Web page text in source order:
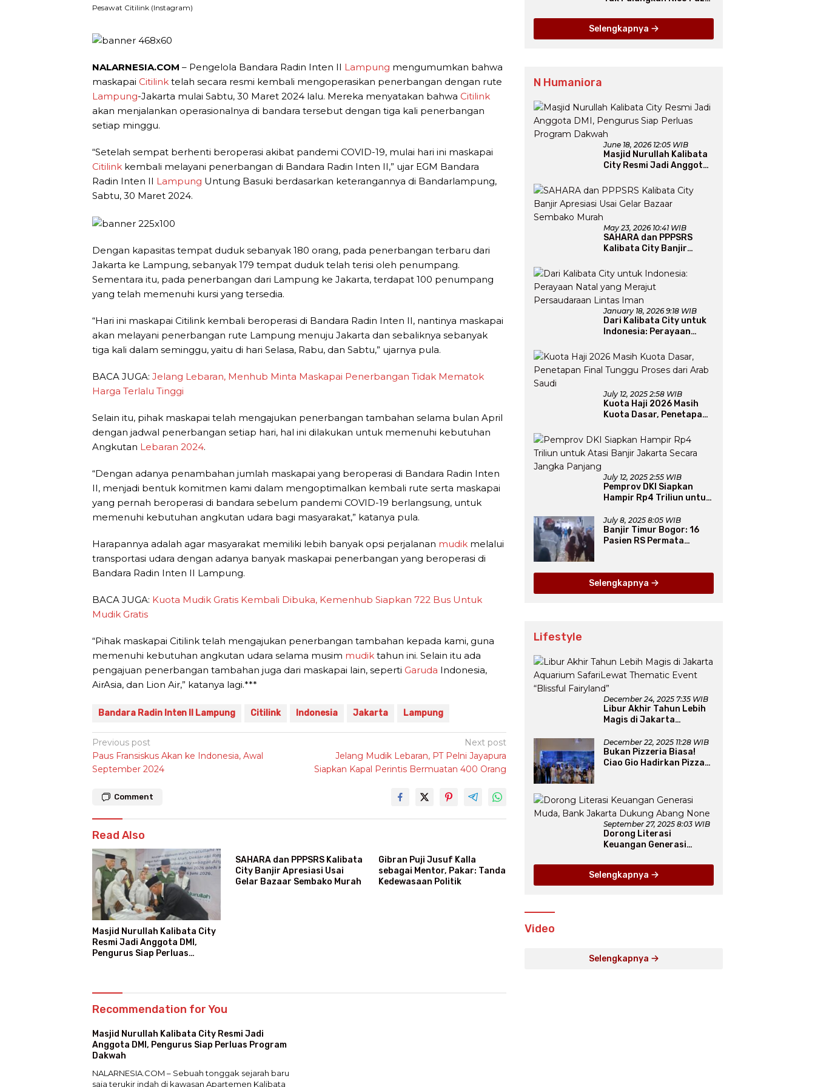
Pesawat Citilink (Instagram)
NALARNESIA.COM – Pengelola Bandara Radin Inten II Lampung mengumumkan bahwa
maskapai Citilink telah secara resmi kembali mengoperasikan penerbangan dengan rute
Lampung-Jakarta mulai Sabtu, 30 Maret 2024 lalu. Mereka menyatakan bahwa Citilink
akan menjalankan operasionalnya di bandara tersebut dengan tiga kali penerbangan
setiap minggu.
“Setelah sempat berhenti beroperasi akibat pandemi COVID-19, mulai hari ini maskapai
Citilink kembali melayani penerbangan di Bandara Radin Inten II,” ujar EGM Bandara
Radin Inten II Lampung Untung Basuki berdasarkan keterangannya di Bandarlampung,
Sabtu, 30 Maret 2024.
Dengan kapasitas tempat duduk sebanyak 180 orang, pada penerbangan terbaru dari
Jakarta ke Lampung, sebanyak 179 tempat duduk telah terisi oleh penumpang.
Sementara itu, pada penerbangan dari Lampung ke Jakarta, terdapat 100 penumpang
yang telah memenuhi kursi yang tersedia.
“Hari ini maskapai Citilink kembali beroperasi di Bandara Radin Inten II, nantinya maskapai
akan melayani penerbangan rute Lampung menuju Jakarta dan sebaliknya sebanyak
tiga kali dalam seminggu, yaitu di hari Selasa, Rabu, dan Sabtu,” ujarnya pula.
BACA JUGA: Jelang Lebaran, Menhub Minta Maskapai Penerbangan Tidak Mematok
Harga Terlalu Tinggi
Selain itu, pihak maskapai telah mengajukan penerbangan tambahan selama bulan April
dengan jadwal penerbangan setiap hari, hal ini dilakukan untuk memenuhi kebutuhan
Angkutan Lebaran 2024.
“Dengan adanya penambahan jumlah maskapai yang beroperasi di Bandara Radin Inten
II, menjadi bentuk komitmen kami dalam mengoptimalkan kembali rute serta maskapai
yang pernah beroperasi di bandara sebelum pandemi COVID-19 berlangsung, untuk
memenuhi kebutuhan angkutan udara bagi masyarakat,” katanya pula.
Harapannya adalah agar masyarakat memiliki lebih banyak opsi perjalanan mudik melalui
transportasi udara dengan adanya banyak maskapai penerbangan yang beroperasi di
Bandara Radin Inten II Lampung.
BACA JUGA: Kuota Mudik Gratis Kembali Dibuka, Kemenhub Siapkan 722 Bus Untuk
Mudik Gratis
“Pihak maskapai Citilink telah mengajukan penerbangan tambahan kepada kami, guna
memenuhi kebutuhan angkutan udara selama musim mudik tahun ini. Selain itu ada
pengajuan penerbangan tambahan juga dari maskapai lain, seperti Garuda Indonesia,
AirAsia, dan Lion Air,” katanya lagi.***
Bandara Radin Inten II Lampung Citilink Indonesia Jakarta Lampung
Post
navigation
Previous post
Paus Fransiskus Akan ke Indonesia, Awal
September 2024
Next post
Jelang Mudik Lebaran, PT Pelni Jayapura
Siapkan Kapal Perintis Bermuatan 400 Orang
Comment
Read Also
Masjid Nurullah Kalibata City
Resmi Jadi Anggota DMI,
Pengurus Siap Perluas
SAHARA dan PPPSRS Kalibata
City Banjir Apresiasi Usai
Gelar Bazaar Sembako Murah
Gibran Puji Jusuf Kalla
sebagai Mentor, Pakar: Tanda
Kedewasaan Politik
Recommendation for You
Masjid Nurullah Kalibata City Resmi Jadi
Anggota DMI, Pengurus Siap Perluas Program
Dakwah
NALARNESIA.COM – Sebuah tonggak sejarah baru
saja terukir indah di kawasan Apartemen Kalibata
Panas 2025
Selengkapnya
N Humaniora
June 18, 2026 12:05 WIB
Masjid Nurullah Kalibata
City Resmi Jadi Anggota
Perluas Program Dakwah
May 23, 2026 10:41 WIB
SAHARA dan PPPSRS
Kalibata City Banjir
Bazaar Sembako Murah
January 18, 2026 9:18 WIB
Dari Kalibata City untuk
Indonesia: Perayaan
Persaudaraan Lintas
Iman
July 12, 2025 2:58 WIB
Kuota Haji 2026 Masih
Kuota Dasar, Penetapan
Arab Saudi
July 12, 2025 2:55 WIB
Pemprov DKI Siapkan
Hampir Rp4 Triliun untuk
Secara Jangka Panjang
July 8, 2025 8:05 WIB
Banjir Timur Bogor: 16
Pasien RS Permata
Selengkapnya
Lifestyle
December 24, 2025 7:35 WIB
Libur Akhir Tahun Lebih
Magis di Jakarta
Thematic Event “Blissful
Fairyland”
December 22, 2025 11:28 WIB
Bukan Pizzeria Biasa!
Ciao Gio Hadirkan Pizza
Giant Pizza
September 27, 2025 8:03 WIB
Dorong Literasi
Keuangan Generasi
Dukung Abang None
Selengkapnya
Video
Selengkapnya